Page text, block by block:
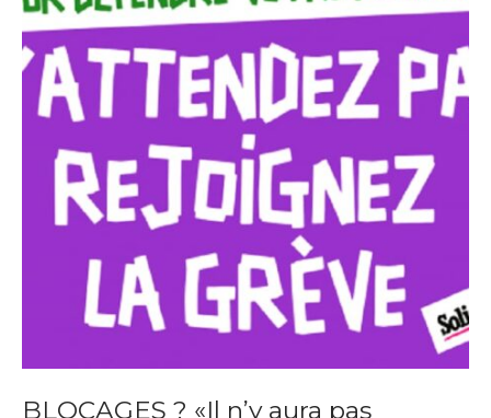
BLOCAGES ? «Il n’y aura pas